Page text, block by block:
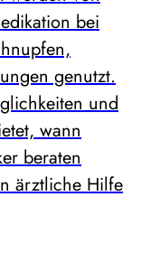
bei
genutzt.
und
wann
beraten
ärztliche Hilfe